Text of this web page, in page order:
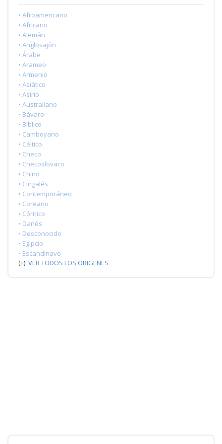
• Afroamericano
• Africano
• Alemán
• Anglosajón
• Árabe
• Arameo
• Armenio
• Asiático
• Asirio
• Australiano
• Bávaro
• Bíblico
• Camboyano
• Céltico
• Checo
• Checoslovaco
• Chino
• Cingalés
• Contemporáneo
• Coreano
• Córnico
• Danés
• Desconocido
• Egipcio
• Escandinavo
(+) VER TODOS LOS ORIGENES